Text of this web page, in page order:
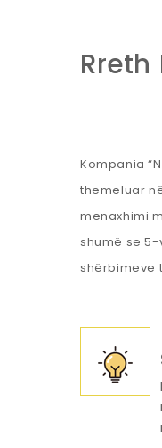
Rreth
Kompania
themeluar
menaxhimi
shumë se
shërbimeve